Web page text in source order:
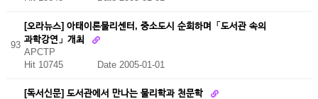
93
[오라뉴스] 아태이론물리센터, 중소도시 순회하며「도서관 속의
과학강연」개최
APCTP
Hit 10745 Date 2005-01-01
[독서신문] 도서관에서 만나는 물리학과 천문학